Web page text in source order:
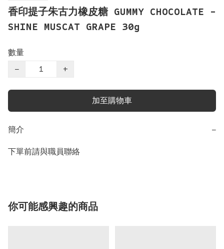
香印提子朱古力橡皮糖 GUMMY CHOCOLATE -
SHINE MUSCAT GRAPE 30g
數量
−
+
加至購物車
簡介 −
下單前請與職員聯絡
你可能感興趣的商品